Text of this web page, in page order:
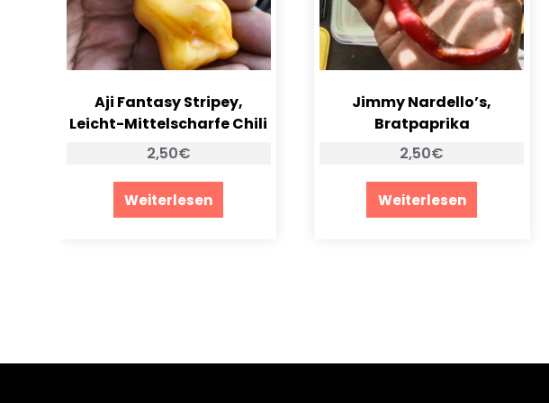
Aji Fantasy Stripey,
Leicht-Mittelscharfe Chili
2,50€
Weiterlesen
Jimmy Nardello’s,
Bratpaprika
2,50€
Weiterlesen